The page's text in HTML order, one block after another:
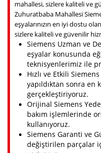
mahallesi, sizlere kaliteli ve
Zuhuratbaba Mahallesi
eşyalarınızın en iyi dostu
sizlere kaliteli ve güvenilir
Siemens Uzman ve
eşyalar konusunda
teknisyenlerimiz ile
Hızlı ve Etkili
yapıldıktan sonra en
gerçekleştiriyoruz.
Orijinal Siemens
bakım işlemlerinde
kullanıyoruz.
Siemens Garanti ve
değiştirilen parçalar